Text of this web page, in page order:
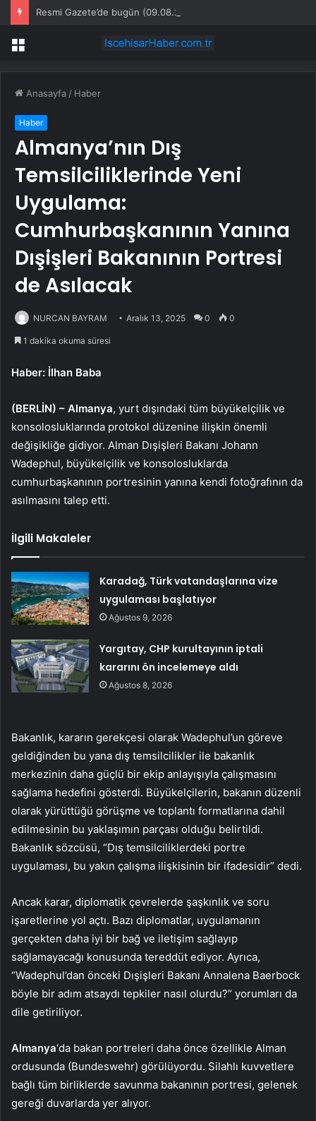
Resmi Gazete’de bugün (09.08.2026)
Menü
Anasayfa / Haber
Haber
Almanya’nın Dış
Temsilciliklerinde Yeni
Uygulama:
Cumhurbaşkanının Yanına
Dışişleri Bakanının Portresi
de Asılacak
NURCAN BAYRAM Aralık 13, 2025 0 0
1 dakika okuma süresi
Haber: İlhan Baba
(BERLİN) – Almanya, yurt dışındaki tüm büyükelçilik ve
konsolosluklarında protokol düzenine ilişkin önemli
değişikliğe gidiyor. Alman Dışişleri Bakanı Johann
Wadephul, büyükelçilik ve konsolosluklarda
cumhurbaşkanının portresinin yanına kendi fotoğrafının da
asılmasını talep etti.
İlgili Makaleler
Karadağ, Türk vatandaşlarına vize
uygulaması başlatıyor
Ağustos 9, 2026
Yargıtay, CHP kurultayının iptali
kararını ön incelemeye aldı
Ağustos 8, 2026
Bakanlık, kararın gerekçesi olarak Wadephul’un göreve
geldiğinden bu yana dış temsilcilikler ile bakanlık
merkezinin daha güçlü bir ekip anlayışıyla çalışmasını
sağlama hedefini gösterdi. Büyükelçilerin, bakanın düzenli
olarak yürüttüğü görüşme ve toplantı formatlarına dahil
edilmesinin bu yaklaşımın parçası olduğu belirtildi.
Bakanlık sözcüsü, “Dış temsilciliklerdeki portre
uygulaması, bu yakın çalışma ilişkisinin bir ifadesidir” dedi.
Ancak karar, diplomatik çevrelerde şaşkınlık ve soru
işaretlerine yol açtı. Bazı diplomatlar, uygulamanın
gerçekten daha iyi bir bağ ve iletişim sağlayıp
sağlamayacağı konusunda tereddüt ediyor. Ayrıca,
“Wadephul’dan önceki Dışişleri Bakanı Annalena Baerbock
böyle bir adım atsaydı tepkiler nasıl olurdu?” yorumları da
dile getiriliyor.
Almanya‘da bakan portreleri daha önce özellikle Alman
ordusunda (Bundeswehr) görülüyordu. Silahlı kuvvetlere
bağlı tüm birliklerde savunma bakanının portresi, gelenek
gereği duvarlarda yer alıyor.